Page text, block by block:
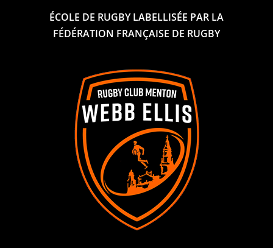
ÉCOLE DE RUGBY LABELLISÉE PAR LA
FÉDÉRATION FRANÇAISE DE RUGBY